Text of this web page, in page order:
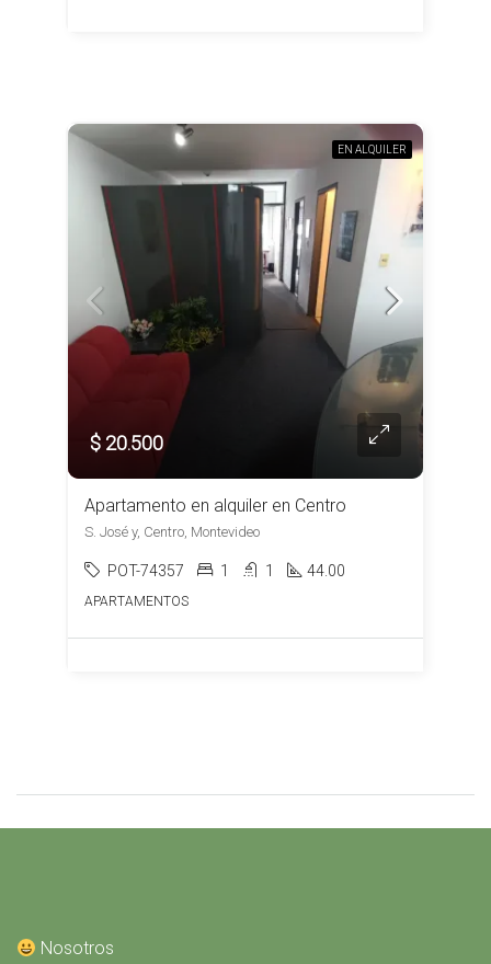
EN ALQUILER
$ 20.500
Apartamento en alquiler en Centro
S. José y, Centro, Montevideo
POT-74357 1 1 44.00
APARTAMENTOS
Nosotros